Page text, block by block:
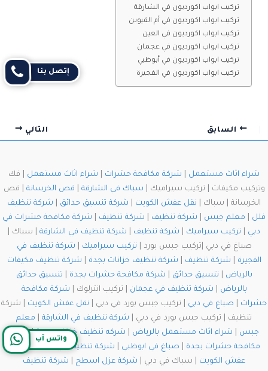
تركيب ابواب اكورديون في الشارقة
تركيب ابواب اكورديون في أم القيوين
تركيب ابواب اكورديون في العين
تركيب ابواب اكورديون في عجمان
تركيب ابواب اكورديون في أبوظبي
تركيب ابواب اكورديون في الفجيرة
السابق التالي
شراء اثاث مستعمل شركة مكافحة حشرات شراء اثاث مستعمل | فك
وتركيب مكيفات | تركيب سيراميك | سباك في الشارقة قص الخرسانة | قص
الخرسانة | سباك | نقل عفش الكويت شركة تنسيق حدائق
شركة تنظيف
فلل
معلم جبس شركة تنظيف شركة تنظيف
شركة مكافحة حشرات في
دبي
تركيب سيراميك شركة تنظيف شركة تنظيف في الشارقة | سباك |
صباغ في دبي |تركيب جبس بورد | تركيب سيراميك
شركة تنظيف في
الفجيرة
شركة تنظيف شركة تنظيف خزانات بجدة
شركة تنظيف مكيفات
بالرياض
تنسيق حدائق شركة مكافحة حشرات بجدة
تنسيق حدائق
بالرياض
شركة تنظيف في عجمان | تركيب انترلوك | شركة مكافحة
حشرات
صباغ في دبي | تركيب جبس بورد في دبي | نقل عفش الكويت | شركة
تنظيف | تركيب جبس بورد في دبي | شركة تنظيف في الشارقة
معلم
جبس
شراء اثاث مستعمل بالرياض شركه تنظيف خزانات بجدة|شركة
مكافحة حشرات بجدة
صباغ في ابوظبي شركة تنظيف في الشارقة| نقل
عفش الكويت | سباك في دبي | شركة عزل اسطح شركة تنظيف
واتس آب
إتصل بنا